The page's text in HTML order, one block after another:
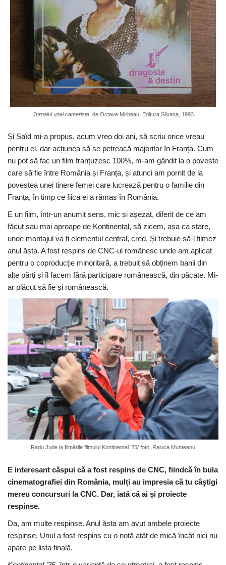
Jurnalul unei cameriste, de Octave Mirbeau, Editura Silvana, 1993
Și Saïd mi-a propus, acum vreo doi ani, să scriu orice vreau
pentru el, dar acțiunea să se petreacă majoritar în Franța. Cum
nu pot să fac un film franțuzesc 100%, m-am gândit la o poveste
care să fie între România și Franța, și atunci am pornit de la
povestea unei tinere femei care lucrează pentru o familie din
Franța, în timp ce fiica ei a rămas în România.
E un film, într-un anumit sens, mic și așezat, diferit de ce am
făcut sau mai aproape de Kontinental, să zicem, așa ca stare,
unde montajul va fi elementul central, cred. Și trebuie să-l filmez
anul ăsta. A fost respins de CNC-ul românesc unde am aplicat
pentru o coproducție minoritară, a trebuit să obținem banii din
alte părți și îl facem fără participare românească, din păcate. Mi-
ar plăcut să fie și românească.
Radu Jude la filmările filmului Kontinental ’25/ foto: Raluca Munteanu
E interesant căspui că a fost respins de CNC, fiindcă în bula
cinematografiei din România, mulți au impresia că tu câștigi
mereu concursuri la CNC. Dar, iată că ai și proiecte
respinse.
Da, am multe respinse. Anul ăsta am avut ambele proiecte
respinse. Unul a fost respins cu o notă atât de mică încât nici nu
apare pe lista finală.